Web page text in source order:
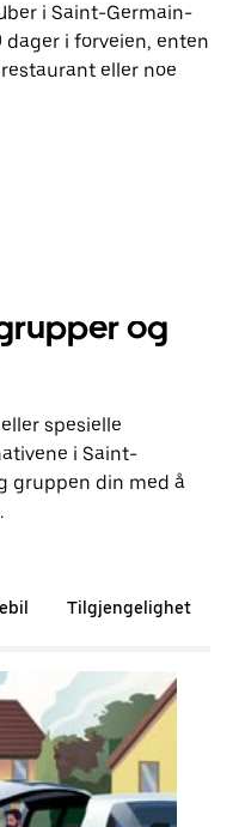
i Saint-Germain-
dager i forveien, enten
eller noe
og
spesielle
i Saint-
gruppen din med å
Tilgjengelighet